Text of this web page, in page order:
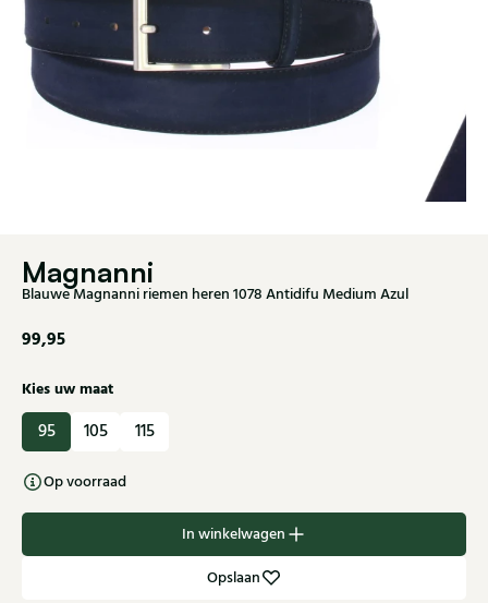
Magnanni
Blauwe Magnanni riemen heren 1078 Antidifu Medium Azul
99,95
Kies uw maat
95 105 115
Op voorraad
In winkelwagen
Opslaan